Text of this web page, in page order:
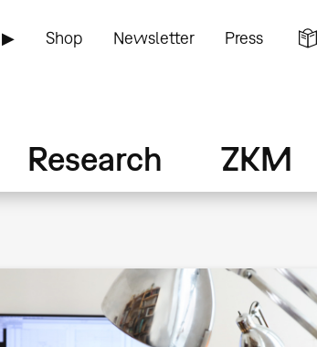
▶ Shop Newsletter Press
Research ZKM